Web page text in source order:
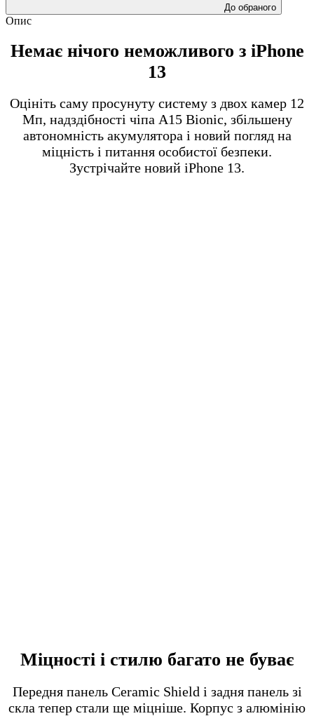
До обраного
Опис
Немає нічого неможливого з iPhone
13
Оцініть саму просунуту систему з двох камер 12
Мп, надздібності чіпа A15 Bionic, збільшену
автономність акумулятора і новий погляд на
міцність і питання особистої безпеки.
Зустрічайте новий iPhone 13.
Міцності і стилю багато не буває
Передня панель Ceramic Shield і задня панель зі
скла тепер стали ще міцніше. Корпус з алюмінію